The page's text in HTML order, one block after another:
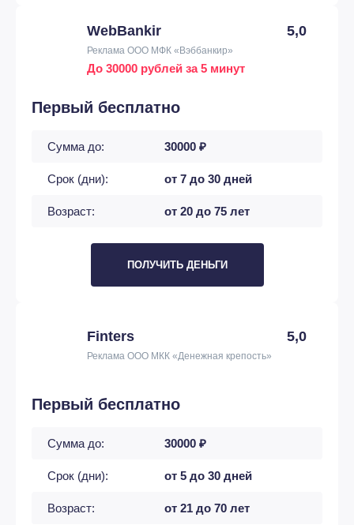
WebBankir 5,0
Реклама ООО МФК «Вэббанкир»
До 30000 рублей за 5 минут
Первый бесплатно
Сумма до: 30000 ₽
Срок (дни): от 7 до 30 дней
Возраст: от 20 до 75 лет
ПОЛУЧИТЬ ДЕНЬГИ
Finters 5,0
Реклама ООО МКК «Денежная крепость»
Первый бесплатно
Сумма до: 30000 ₽
Срок (дни): от 5 до 30 дней
Возраст: от 21 до 70 лет